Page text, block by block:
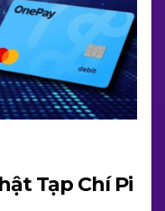
Tạp Chí Pi